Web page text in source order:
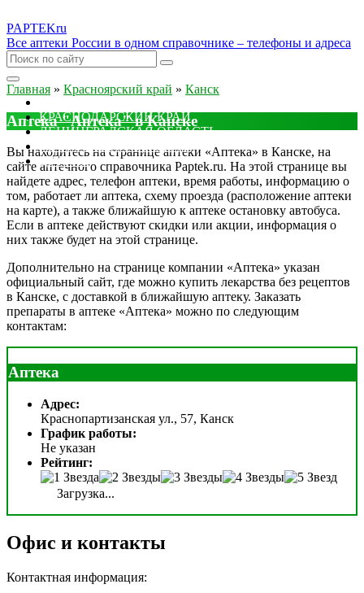
PAPTEKru
Все аптеки России в одном справочнике – телефоны и адреса
КРАСНОДАРСКИЙ КРАЙ
ЛЕНИНГРАДСКАЯ ОБЛАСТЬ
ДРУГИЕ
Главная » Красноярский край » Канск
Аптека "Аптека" в Канске
Вы находитесь на странице аптеки «Аптека» в Канске, на
сайте аптечного справочника Paptek.ru. На этой странице вы
найдете адрес, телефон аптеки, время работы, информацию о
том, работает ли аптека, схему проезда (расположение аптеки
на карте), а также ближайшую к аптеке остановку автобуса.
Если в аптеке действуют скидки или акции, информация о
них также будет на этой странице.
Дополнительно на странице компании «Аптека» указан
официальный сайт, где можно купить лекарства без рецептов
в Канске, с доставкой в ближайшую аптеку. Заказать
препараты в аптеке «Аптека» можно по следующим
контактам:
Аптека
Адрес:
Краснопартизанская ул., 57, Канск
График работы:
Не указан
Рейтинг:
Загрузка...
Офис и контакты
Контактная информация: